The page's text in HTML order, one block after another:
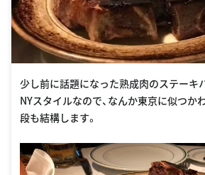
少し前に話題になった熟成肉のステーキ
NYスタイルなので、なんか東京に似つか
段も結構します。